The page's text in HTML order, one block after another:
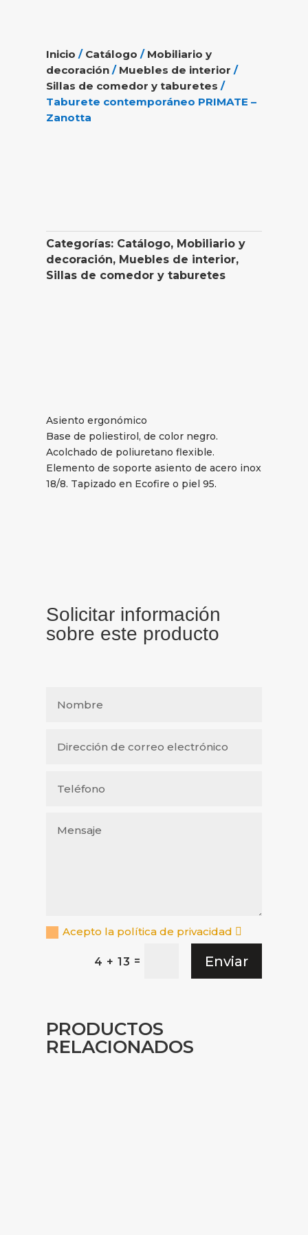
Inicio / Catálogo / Mobiliario y
decoración / Muebles de interior /
Sillas de comedor y taburetes /
Taburete contemporáneo PRIMATE –
Zanotta
Categorías: Catálogo, Mobiliario y
decoración, Muebles de interior,
Sillas de comedor y taburetes
Asiento ergonómico
Base de poliestirol, de color negro.
Acolchado de poliuretano flexible.
Elemento de soporte asiento de acero inox
18/8. Tapizado en Ecofire o piel 95.
Solicitar información
sobre este producto
Acepto la política de privacidad
4 + 13 = Enviar
PRODUCTOS
RELACIONADOS